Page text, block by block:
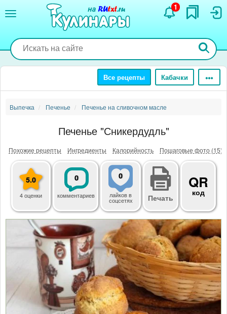
содержанию
1
Все рецепты Кабачки
Выпечка Печенье Печенье на сливочном масле
Печенье "Сникердудль"
Похожие рецепты Ингредиенты Калорийность Пошаговые фото (15)
5.0
4 оценки
0
комментариев
0
лайковв
соцсетях Печать
QR
код